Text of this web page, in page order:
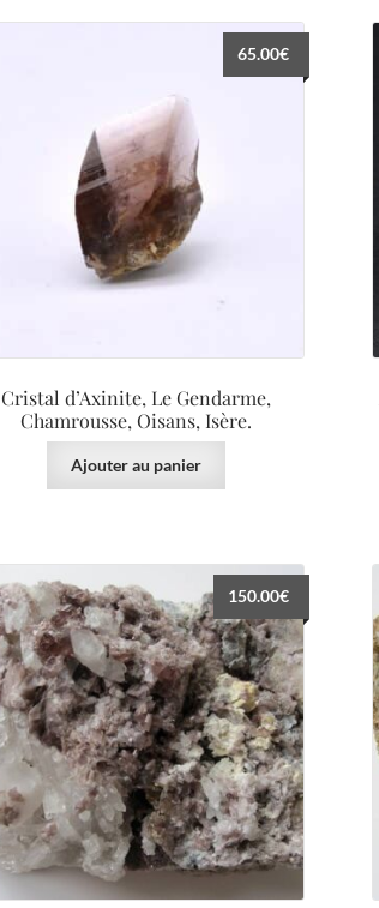
Cristal d’Axinite, Le Gendarme,
Chamrousse, Oisans, Isère.
65.00€
Ajouter au panier
150.00€